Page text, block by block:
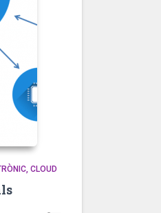
CLOUD